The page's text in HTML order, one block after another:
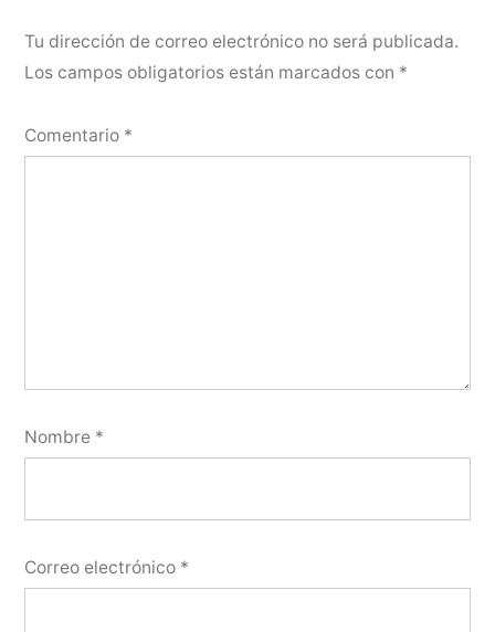
Tu dirección de correo electrónico no será publicada.
Los campos obligatorios están marcados con *
Comentario *
Nombre *
Correo electrónico *